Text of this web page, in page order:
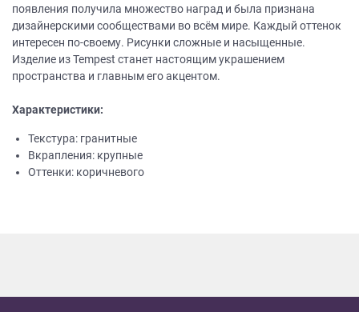
появления получила множество наград и была признана
дизайнерскими сообществами во всём мире. Каждый оттенок
интересен по-своему. Рисунки сложные и насыщенные.
Изделие из Tempest станет настоящим украшением
пространства и главным его акцентом.
Характеристики:
Текстура: гранитные
Вкрапления: крупные
Оттенки: коричневого